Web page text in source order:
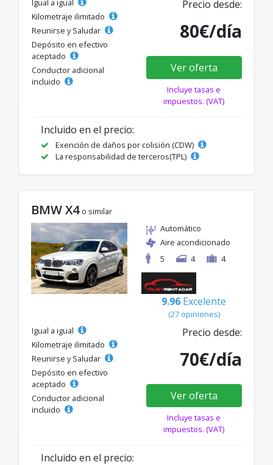
Igual a igual
Kilometraje ilimitado
Reunirse y Saludar
Depósito en efectivo
aceptado
Conductor adicional
incluido
Precio desde:
80€/día
Ver oferta
Incluye tasas e
impuestos. (VAT)
Incluido en el precio:
Exención de daños por colisión (CDW)
La responsabilidad de terceros(TPL)
BMW X4 o similar
Automático
Aire acondicionado
5
4 4
9.96 Excelente
(27 opiniones)
Igual a igual
Kilometraje ilimitado
Reunirse y Saludar
Depósito en efectivo
aceptado
Conductor adicional
incluido
Precio desde:
70€/día
Ver oferta
Incluye tasas e
impuestos. (VAT)
Incluido en el precio: